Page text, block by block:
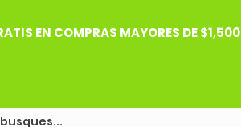
EN COMPRAS MAYORES DE $1,500